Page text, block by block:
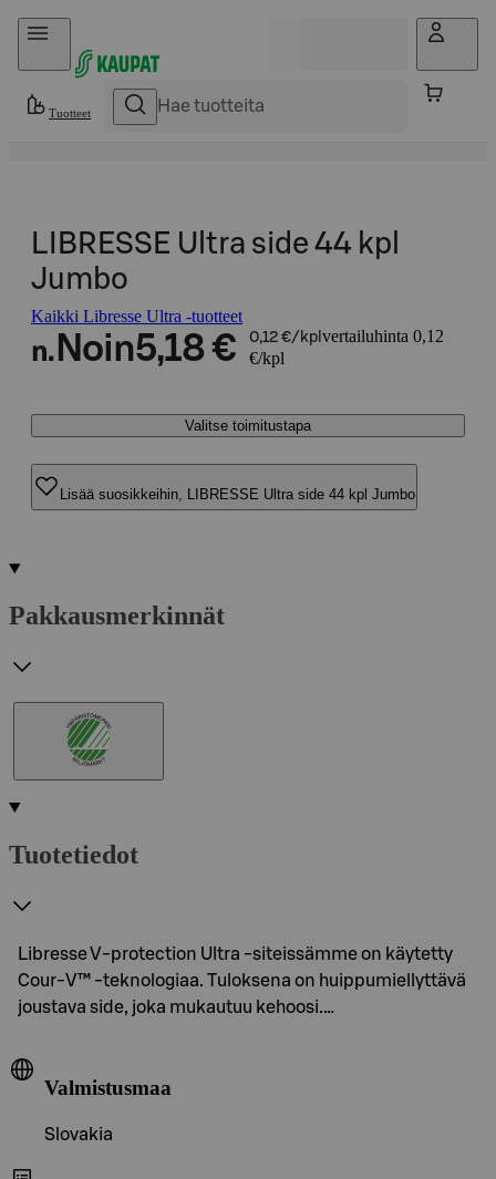
Hyppää sisältöön
Tuotteet
LIBRESSE Ultra side 44 kpl
Jumbo
Kaikki Libresse Ultra -tuotteet
n. Noin5,18 € 0,12 €/kpl vertailuhinta 0,12
€/kpl
Valitse toimitustapa
Lisää suosikkeihin, LIBRESSE Ultra side 44 kpl Jumbo
Pakkausmerkinnät
Tuotetiedot
Libresse V-protection Ultra -siteissämme on käytetty
Cour-V™ -teknologiaa. Tuloksena on huippumiellyttävä
joustava side, joka mukautuu kehoosi.…
Valmistusmaa
Slovakia